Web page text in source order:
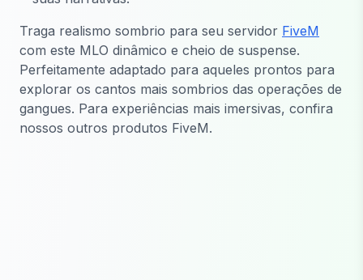
Traga realismo sombrio para seu servidor FiveM
com este MLO dinâmico e cheio de suspense.
Perfeitamente adaptado para aqueles prontos para
explorar os cantos mais sombrios das operações de
gangues. Para experiências mais imersivas, confira
nossos outros produtos FiveM.